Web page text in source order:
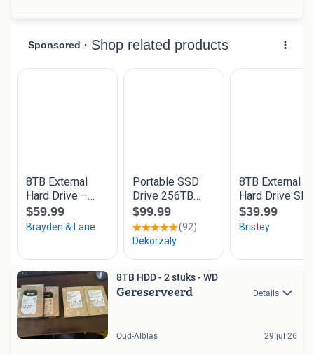
8TB HDD - 2 stuks - WD
Gereserveerd Details
Oud-Alblas 29 jul 26